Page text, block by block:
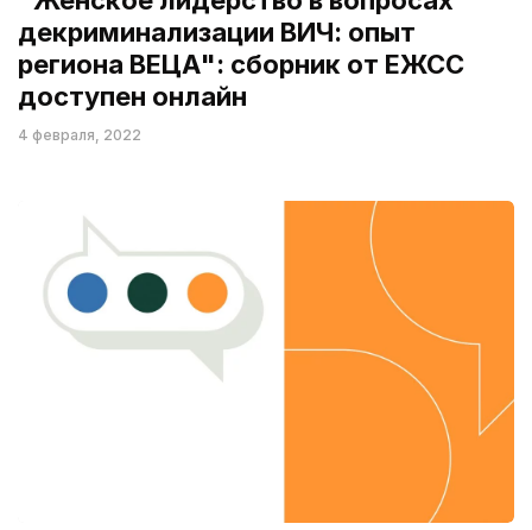
декриминализации ВИЧ: опыт
региона ВЕЦА": сборник от ЕЖСС
доступен онлайн
4 февраля, 2022